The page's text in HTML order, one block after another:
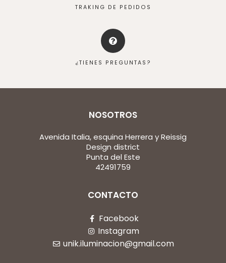
TRAKING DE PEDIDOS
¿TIENES PREGUNTAS?
NOSOTROS
Avenida Italia, esquina Herrera y Reissig
Design district
Punta del Este
42491759
CONTACTO
Facebook
Instagram
unik.iluminacion@gmail.com